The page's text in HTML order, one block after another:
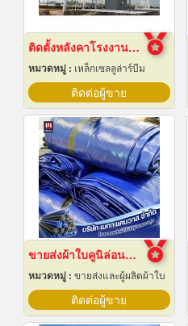
ติดตั้งหลังคาโรงงานเซลลูล่าร์บีม
หมวดหมู่ : เหล็กเซลลูล่าร์บีม
ติดต่อผู้ขาย
ขายส่งผ้าใบคูนิล่อนยกม้วนราคาส่ง
หมวดหมู่ : ขายส่งและผู้ผลิตผ้าใบ
ติดต่อผู้ขาย